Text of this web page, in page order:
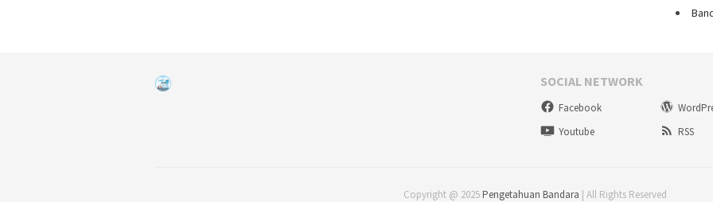
SOCIAL NETWORK
Facebook
Youtube
RSS
Copyright @ 2025 Pengetahuan Bandara | All Rights Reserved